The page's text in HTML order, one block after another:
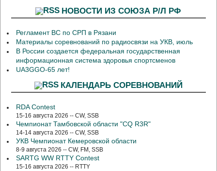
НОВОСТИ ИЗ СОЮЗА Р/Л РФ
Регламент ВС по СРП в Рязани
Материалы соревнований по радиосвязи на УКВ, июль
В России создается федеральная государственная
информационная система здоровья спортсменов
UA3GGO-65 лет!
КАЛЕНДАРЬ СОРЕВНОВАНИЙ
RDA Contest
15-16 августа 2026 -- CW, SSB
Чемпионат Тамбовской области "CQ R3R"
14-14 августа 2026 -- CW, SSB
УКВ Чемпионат Кемеровской области
8-9 августа 2026 -- CW, FM, SSB
SARTG WW RTTY Contest
15-16 августа 2026 -- RTTY